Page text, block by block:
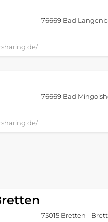
76669 Bad
76669 Bad
75015 Bretten -